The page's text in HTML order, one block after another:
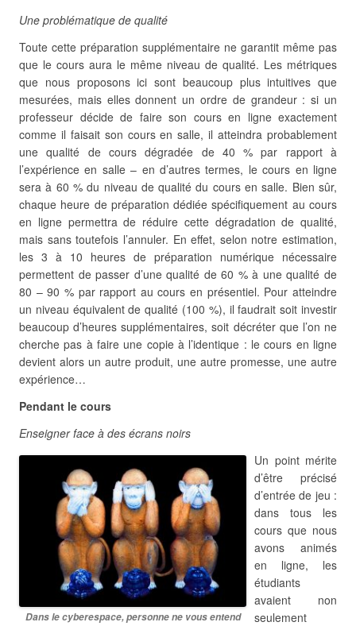
Une problématique de qualité
Toute cette préparation supplémentaire ne garantit même pas
que le cours aura le même niveau de qualité. Les métriques
que nous proposons ici sont beaucoup plus intuitives que
mesurées, mais elles donnent un ordre de grandeur : si un
professeur décide de faire son cours en ligne exactement
comme il faisait son cours en salle, il atteindra probablement
une qualité de cours dégradée de 40 % par rapport à
l’expérience en salle – en d’autres termes, le cours en ligne
sera à 60 % du niveau de qualité du cours en salle. Bien sûr,
chaque heure de préparation dédiée spécifiquement au cours
en ligne permettra de réduire cette dégradation de qualité,
mais sans toutefois l’annuler. En effet, selon notre estimation,
les 3 à 10 heures de préparation numérique nécessaire
permettent de passer d’une qualité de 60 % à une qualité de
80 – 90 % par rapport au cours en présentiel. Pour atteindre
un niveau équivalent de qualité (100 %), il faudrait soit investir
beaucoup d’heures supplémentaires, soit décréter que l’on ne
cherche pas à faire une copie à l’identique : le cours en ligne
devient alors un autre produit, une autre promesse, une autre
expérience…
Pendant le cours
Enseigner face à des écrans noirs
Dans le cyberespace, personne ne vous entend
Un point mérite
d’être précisé
d’entrée de jeu :
dans tous les
cours que nous
avons animés
en ligne, les
étudiants
avaient non
seulement